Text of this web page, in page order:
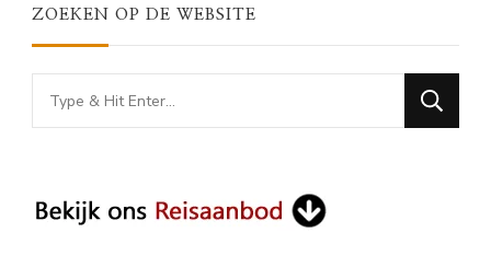
ZOEKEN OP DE WEBSITE
Looking
for